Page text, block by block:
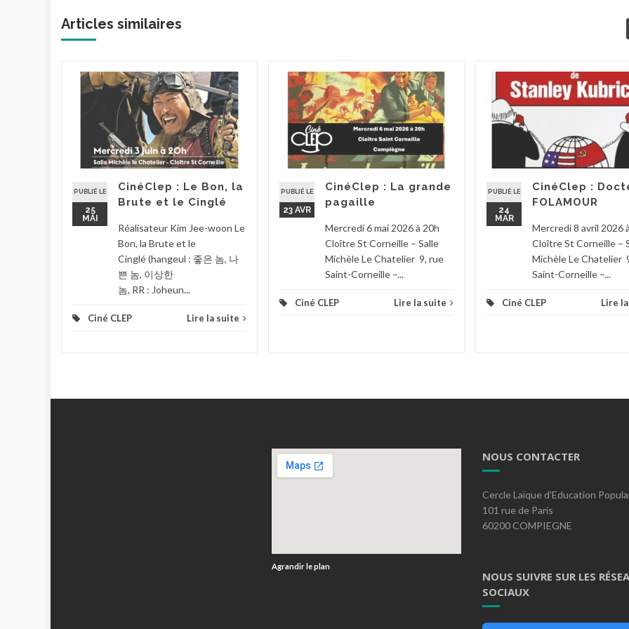
Articles similaires
PUBLIÉ LE
25
MAI
CinéClep : Le Bon, la
Brute et le Cinglé
Réalisateur Kim Jee-woon Le
Bon, la Brute et le
Cinglé (hangeul : 좋은 놈, 나
쁜 놈, 이상한
놈, RR : Joheun...
Ciné CLEP Lire la suite
PUBLIÉ LE
23 AVR
CinéClep : La grande
pagaille
Mercredi 6 mai 2026 à 20h
Cloître St Corneille – Salle
Michèle Le Chatelier 9, rue
Saint-Corneille –...
Ciné CLEP Lire la suite
PUBLIÉ LE
24
MAR
CinéClep :
FOLAMOUR
Mercredi 8 avril 2026
Cloître St Corneille –
Michèle Le Chatelier
Saint-Corneille –...
Ciné CLEP Lire
Agrandir le plan
NOUS CONTACTER
Cercle Laïque d’Education
101 rue de Paris
60200 COMPIEGNE
NOUS SUIVRE SUR LES
SOCIAUX